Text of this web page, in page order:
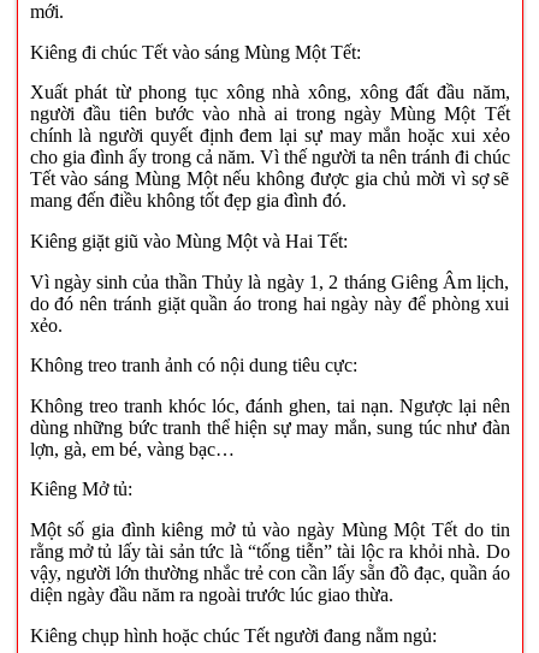
mới.
Kiêng đi chúc Tết vào sáng Mùng Một Tết:
Xuất phát từ phong tục xông nhà xông, xông đất đầu năm,
người đầu tiên bước vào nhà ai trong ngày Mùng Một Tết
chính là người quyết định đem lại sự may mắn hoặc xui xẻo
cho gia đình ấy trong cả năm. Vì thế người ta nên tránh đi chúc
Tết vào sáng Mùng Một nếu không được gia chủ mời vì sợ sẽ
mang đến điều không tốt đẹp gia đình đó.
Kiêng giặt giũ vào Mùng Một và Hai Tết:
Vì ngày sinh của thần Thủy là ngày 1, 2 tháng Giêng Âm lịch,
do đó nên tránh giặt quần áo trong hai ngày này để phòng xui
xẻo.
Không treo tranh ảnh có nội dung tiêu cực:
Không treo tranh khóc lóc, đánh ghen, tai nạn. Ngược lại nên
dùng những bức tranh thể hiện sự may mắn, sung túc như đàn
lợn, gà, em bé, vàng bạc…
Kiêng Mở tủ:
Một số gia đình kiêng mở tủ vào ngày Mùng Một Tết do tin
rằng mở tủ lấy tài sản tức là “tống tiễn” tài lộc ra khỏi nhà. Do
vậy, người lớn thường nhắc trẻ con cần lấy sẵn đồ đạc, quần áo
diện ngày đầu năm ra ngoài trước lúc giao thừa.
Kiêng chụp hình hoặc chúc Tết người đang nằm ngủ: